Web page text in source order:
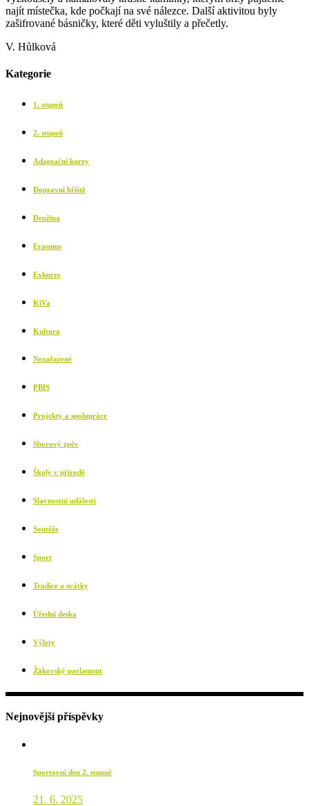
najít místečka, kde počkají na své nálezce. Další aktivitou byly
zašifrované básničky, které děti vyluštily a přečetly.
V. Hůlková
Kategorie
1. stupeň
2. stupeň
Adaptační kurzy
Dopravní hřiště
Družina
Erasmus
Exkurze
KiVa
Kultura
Nezařazené
PBIS
Projekty a spolupráce
Sborový zpěv
Školy v přírodě
Slavnostní události
Soutěže
Sport
Tradice a svátky
Úřední deska
Výlety
Žákovský parlament
Nejnovější příspěvky
Sportovní den 2. stupně
21. 6. 2025